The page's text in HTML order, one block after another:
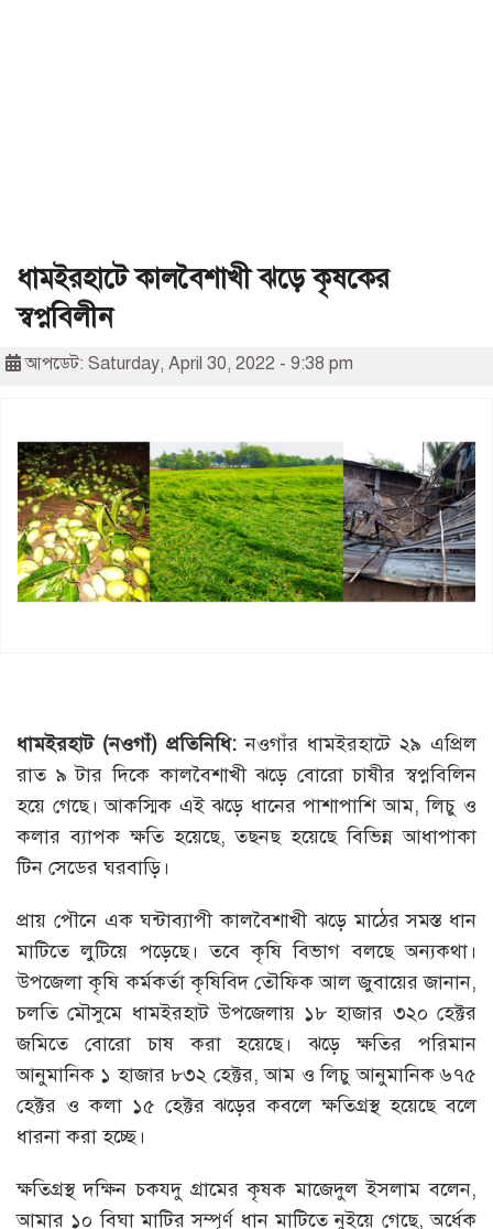
ধামইরহাটে কালবৈশাখী ঝড়ে কৃষকের
স্বপ্নবিলীন
আপডেট: Saturday, April 30, 2022 - 9:38 pm
ধামইরহাট (নওগাঁ) প্রতিনিধি: নওগাঁর ধামইরহাটে ২৯ এপ্রিল
রাত ৯ টার দিকে কালবৈশাখী ঝড়ে বোরো চাষীর স্বপ্নবিলিন
হয়ে গেছে। আকস্মিক এই ঝড়ে ধানের পাশাপাশি আম, লিচু ও
কলার ব্যাপক ক্ষতি হয়েছে, তছনছ হয়েছে বিভিন্ন আধাপাকা
টিন সেডের ঘরবাড়ি।
প্রায় পৌনে এক ঘন্টাব্যাপী কালবৈশাখী ঝড়ে মাঠের সমস্ত ধান
মাটিতে লুটিয়ে পড়েছে। তবে কৃষি বিভাগ বলছে অন্যকথা।
উপজেলা কৃষি কর্মকর্তা কৃষিবিদ তৌফিক আল জুবায়ের জানান,
চলতি মৌসুমে ধামইরহাট উপজেলায় ১৮ হাজার ৩২০ হেক্টর
জমিতে বোরো চাষ করা হয়েছে। ঝড়ে ক্ষতির পরিমান
আনুমানিক ১ হাজার ৮৩২ হেক্টর, আম ও লিচু আনুমানিক ৬৭৫
হেক্টর ও কলা ১৫ হেক্টর ঝড়ের কবলে ক্ষতিগ্রস্থ হয়েছে বলে
ধারনা করা হচ্ছে।
ক্ষতিগ্রস্থ দক্ষিন চকযদু গ্রামের কৃষক মাজেদুল ইসলাম বলেন,
আমার ১০ বিঘা মাটির সম্পূর্ণ ধান মাটিতে নুইয়ে গেছে, অর্ধেক